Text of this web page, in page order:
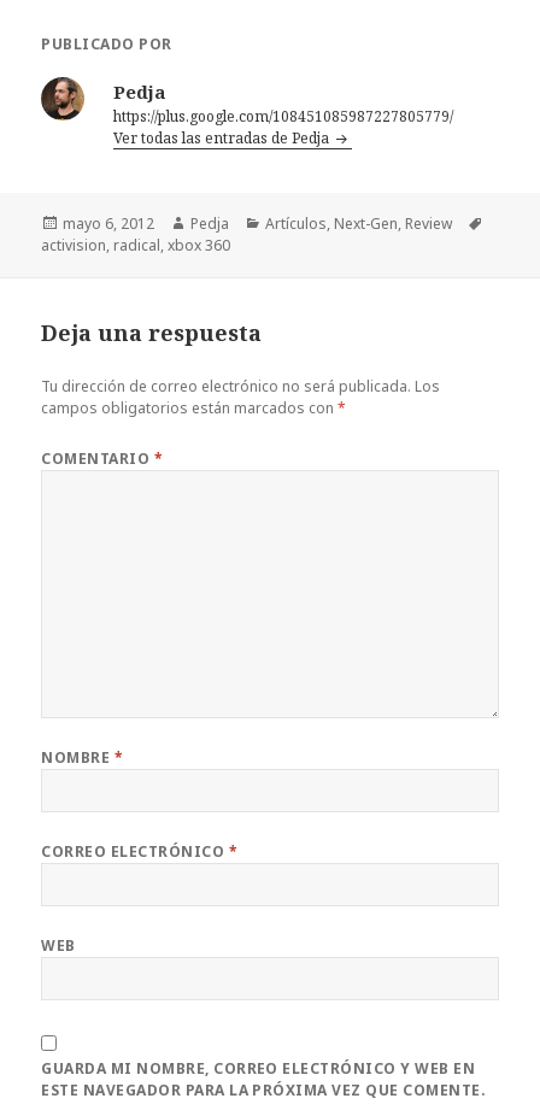
PUBLICADO POR
Pedja
https://plus.google.com/108451085987227805779/
Ver todas las entradas de Pedja
Publicado
el
mayo 6, 2012 Autor
Pedja Categorías
Artículos, Next-Gen, Review
activision, radical,xbox 360
Deja una respuesta
Tu dirección de correo electrónico no será publicada. Los
campos obligatorios están marcados con*
COMENTARIO *
NOMBRE *
CORREO ELECTRÓNICO *
WEB
GUARDA MI NOMBRE, CORREO ELECTRÓNICO Y WEB EN
ESTE NAVEGADOR PARA LA PRÓXIMA VEZ QUE COMENTE.